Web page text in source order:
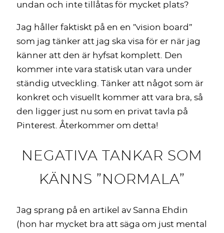
undan och inte tillåtas för mycket plats?
Jag håller faktiskt på en en ”vision board”
som jag tänker att jag ska visa för er när jag
känner att den är hyfsat komplett. Den
kommer inte vara statisk utan vara under
ständig utveckling. Tänker att något som är
konkret och visuellt kommer att vara bra, så
den ligger just nu som en privat tavla på
Pinterest. Återkommer om detta!
NEGATIVA TANKAR SOM
KÄNNS ”NORMALA”
Jag sprang på en artikel av Sanna Ehdin
(hon har mycket bra att säga om just mental